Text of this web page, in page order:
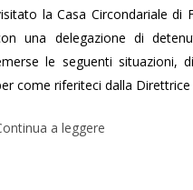
or ESC to close
la Casa Circondariale di
una delegazione di
le seguenti situazioni,
come riferiteci dalla
a leggere